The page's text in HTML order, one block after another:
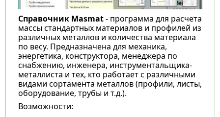
Справочник Masmat- программа для расчета
массы стандартных материалов и профилей из
различных металлов и количества материала
по весу. Предназначена для механика,
энергетика, конструктора, менеджера по
снабжению, инженера, инструментальщика-
металлиста и тех, кто работает с различными
видами сортамента металлов (профили, листы,
оборудование, трубы и т.д.).
Возможности: